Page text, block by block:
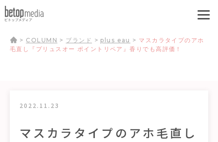
> COLUMN > ブランド >plus eau > マスカラタイプのアホ
毛直し『プリュスオー ポイントリペア』香りでも高評価！
2022.11.23
マスカラタイプのアホ毛直し